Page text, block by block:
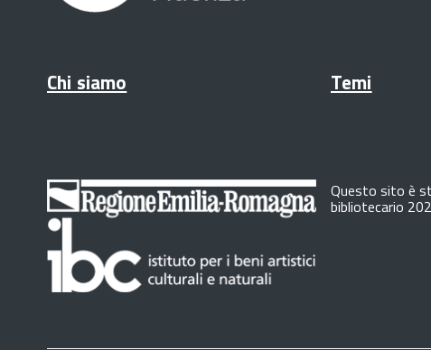
Chi siamo Temi
Questo sito è
bibliotecario